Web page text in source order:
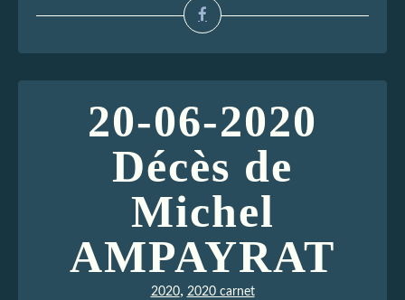
20-06-2020
Décès de
Michel
AMPAYRAT
2020, 2020 carnet